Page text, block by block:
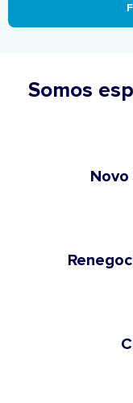
Somos